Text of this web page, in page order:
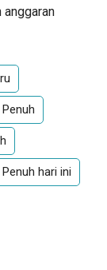
hari ini